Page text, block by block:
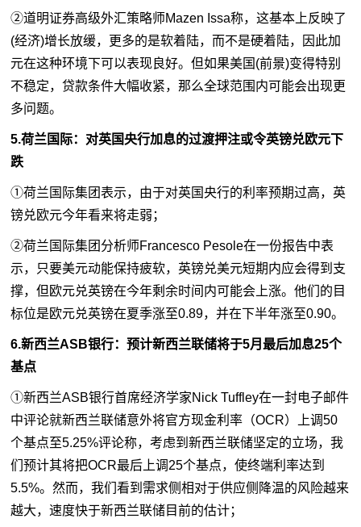
②道明证券高级外汇策略师Mazen Issa称，这基本上反映了
(经济)增长放缓，更多的是软着陆，而不是硬着陆，因此加
元在这种环境下可以表现良好。但如果美国(前景)变得特别
不稳定，贷款条件大幅收紧，那么全球范围内可能会出现更
多问题。
5.荷兰国际：对英国央行加息的过渡押注或令英镑兑欧元下
跌
①荷兰国际集团表示，由于对英国央行的利率预期过高，英
镑兑欧元今年看来将走弱；
②荷兰国际集团分析师Francesco Pesole在一份报告中表
示，只要美元动能保持疲软，英镑兑美元短期内应会得到支
撑，但欧元兑英镑在今年剩余时间内可能会上涨。他们的目
标位是欧元兑英镑在夏季涨至0.89，并在下半年涨至0.90。
6.新西兰ASB银行：预计新西兰联储将于5月最后加息25个
基点
①新西兰ASB银行首席经济学家Nick Tuffley在一封电子邮件
中评论就新西兰联储意外将官方现金利率（OCR）上调50
个基点至5.25%评论称，考虑到新西兰联储坚定的立场，我
们预计其将把OCR最后上调25个基点，使终端利率达到
5.5%。然而，我们看到需求侧相对于供应侧降温的风险越来
越大，速度快于新西兰联储目前的估计；